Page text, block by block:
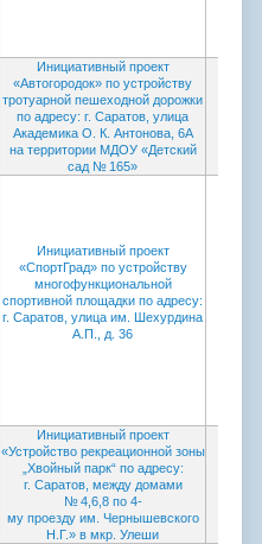
Инициативный проект
«Автогородок» по устройству
тротуарной пешеходной дорожки
по адресу: г. Саратов, улица
Академика О. К. Антонова, 6А
на территории МДОУ «Детский
сад № 165»
Инициативный проект
«СпортГрад» по устройству
многофункциональной
спортивной площадки по адресу:
г. Саратов, улица им. Шехурдина
А.П., д. 36
Инициативный проект
«Устройство рекреационной зоны
„Хвойный парк“ по адресу:
г. Саратов, между домами
№ 4,6,8 по 4-
му проезду им. Чернышевского
Н.Г.» в мкр. Улеши